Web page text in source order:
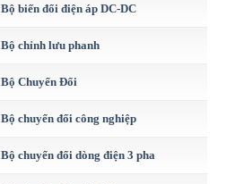
Bộ biến đổi điện áp DC-DC
Bộ chỉnh lưu phanh
Bộ Chuyển Đổi
Bộ chuyển đổi công nghiệp
Bộ chuyển đổi dòng điện 3 pha